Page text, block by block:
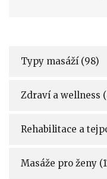
Typy masáží (98)
Zdraví a wellness
Rehabilitace a
Masáže pro ženy